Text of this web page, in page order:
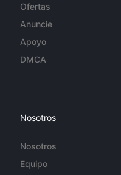
Ofertas
Anuncie
Apoyo
DMCA
Nosotros
Nosotros
Equipo